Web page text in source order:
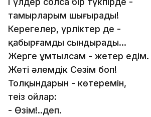
тамырларым шыңғырады!
Керегелер, үрліктер де -
қабырғамды сындырады...
Жерге ұмтылсам - жетер едім.
Жеті әлемдік Сезім боп!
Толқындарын - көтеремін,
теңіз ойлар:
- Өзім!..деп.